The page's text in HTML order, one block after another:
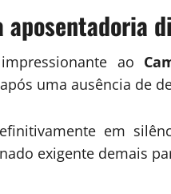
ao
uma ausência de
em
exigente demais